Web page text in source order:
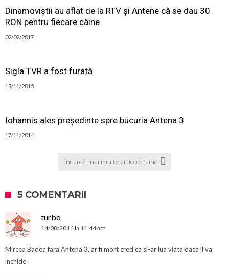
Dinamoviștii au aflat de la RTV și Antene că se dau 30
RON pentru fiecare câine
02/02/2017
Sigla TVR a fost furată
13/11/2015
Iohannis ales președinte spre bucuria Antena 3
17/11/2014
Încarcă mai multe articole faine
5 COMENTARII
turbo
14/08/2014 la 11:44 am
Mircea Badea fara Antena 3, ar fi mort cred ca si-ar lua viata daca il va
inchide